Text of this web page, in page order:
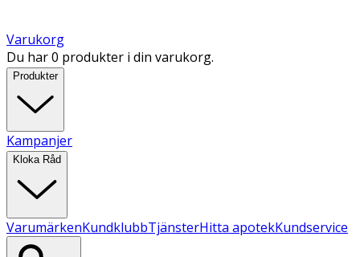
Varukorg
Du har 0 produkter i din varukorg.
Produkter
Kampanjer
Kloka Råd
VarumärkenKundklubbTjänsterHitta apotekKundservice